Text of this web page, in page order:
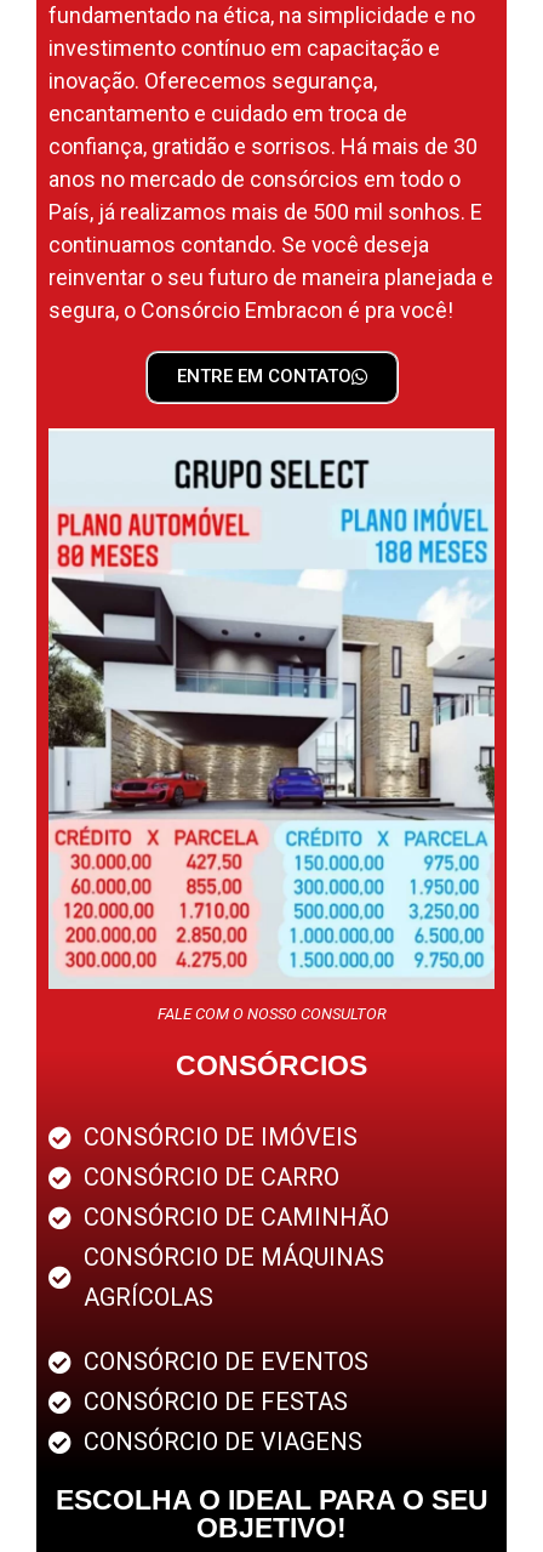
fundamentado na ética, na simplicidade e no
investimento contínuo em capacitação e
inovação. Oferecemos segurança,
encantamento e cuidado em troca de
confiança, gratidão e sorrisos. Há mais de 30
anos no mercado de consórcios em todo o
País, já realizamos mais de 500 mil sonhos. E
continuamos contando. Se você deseja
reinventar o seu futuro de maneira planejada e
segura, o Consórcio Embracon é pra você!
ENTRE EM CONTATO
FALE COM O NOSSO CONSULTOR
CONSÓRCIOS
CONSÓRCIO DE IMÓVEIS
CONSÓRCIO DE CARRO
CONSÓRCIO DE CAMINHÃO
CONSÓRCIO DE MÁQUINAS
AGRÍCOLAS
CONSÓRCIO DE EVENTOS
CONSÓRCIO DE FESTAS
CONSÓRCIO DE VIAGENS
ESCOLHA O IDEAL PARA O SEU
OBJETIVO!